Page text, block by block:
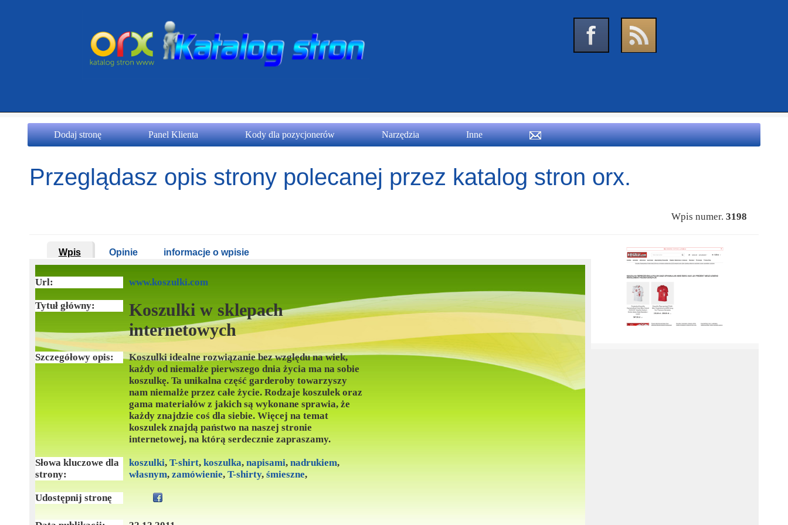
Dodaj stronę Panel Klienta Kody dla pozycjonerów Narzędzia Inne
Przeglądasz opis strony polecanej przez katalog stron orx.
Wpis numer.3198
Wpis Opinie informacje o wpisie
Url: www.koszulki.com
Tytuł główny:
Koszulki w sklepach
internetowych
Szczegółowy opis:
Koszulki idealne rozwiązanie bez względu na wiek,
każdy od niemalże pierwszego dnia życia ma na sobie
koszulkę. Ta unikalna część garderoby towarzyszy
nam niemalże przez całe życie. Rodzaje koszulek oraz
gama materiałów z jakich są wykonane sprawia, że
każdy znajdzie coś dla siebie. Więcej na temat
koszulek znajdą państwo na naszej stronie
internetowej, na którą serdecznie zapraszamy.
Słowa kluczowe dla
strony:
koszulki, T-shirt, koszulka, napisami, nadrukiem,
własnym, zamówienie, T-shirty, śmieszne,
Udostępnij stronę